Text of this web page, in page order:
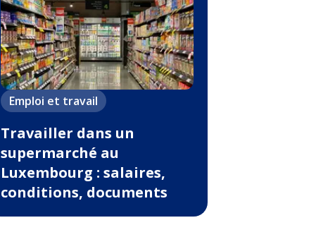
Emploi et travail
Travailler dans un
supermarché au
Luxembourg : salaires,
conditions, documents